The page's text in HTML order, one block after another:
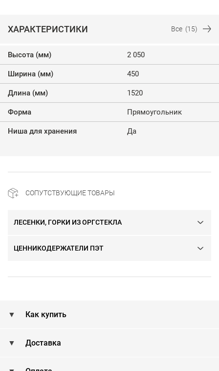
ХАРАКТЕРИСТИКИ Все (15)
Высота (мм) 2 050
Ширина (мм) 450
Длина (мм) 1520
Форма Прямоугольник
Ниша для хранения Да
СОПУТСТВУЮЩИЕ ТОВАРЫ
ЛЕСЕНКИ, ГОРКИ ИЗ ОРГСТЕКЛА
ЦЕННИКОДЕРЖАТЕЛИ ПЭТ
Как купить
Доставка